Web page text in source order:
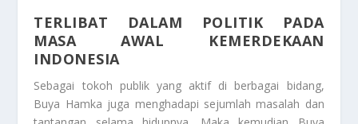
TERLIBAT DALAM POLITIK PADA
MASA AWAL KEMERDEKAAN
INDONESIA
Sebagai tokoh publik yang aktif di berbagai bidang,
Buya Hamka juga menghadapi sejumlah masalah dan